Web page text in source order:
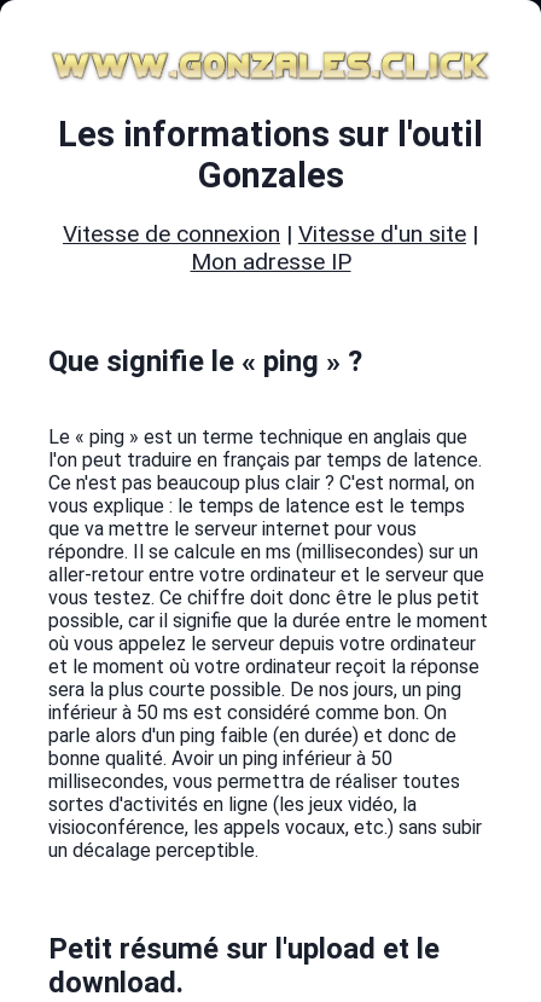
Les informations sur l'outil
Gonzales
Vitesse de connexion | Vitesse d'un site |
Mon adresse IP
Que signifie le « ping » ?
Le « ping » est un terme technique en anglais que
l'on peut traduire en français par temps de latence.
Ce n'est pas beaucoup plus clair ? C'est normal, on
vous explique : le temps de latence est le temps
que va mettre le serveur internet pour vous
répondre. Il se calcule en ms (millisecondes) sur un
aller-retour entre votre ordinateur et le serveur que
vous testez. Ce chiffre doit donc être le plus petit
possible, car il signifie que la durée entre le moment
où vous appelez le serveur depuis votre ordinateur
et le moment où votre ordinateur reçoit la réponse
sera la plus courte possible. De nos jours, un ping
inférieur à 50 ms est considéré comme bon. On
parle alors d'un ping faible (en durée) et donc de
bonne qualité. Avoir un ping inférieur à 50
millisecondes, vous permettra de réaliser toutes
sortes d'activités en ligne (les jeux vidéo, la
visioconférence, les appels vocaux, etc.) sans subir
un décalage perceptible.
Petit résumé sur l'upload et le
download.